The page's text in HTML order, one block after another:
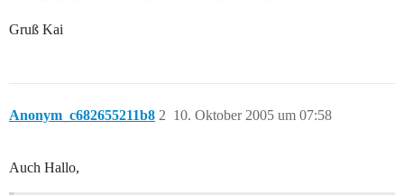
Gruß Kai
Anonym_c682655211b8 10. Oktober 2005 um 07:58
2
Auch Hallo,